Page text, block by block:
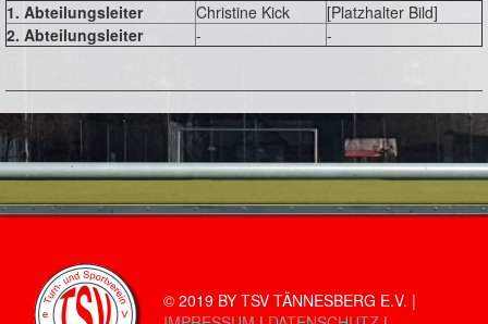
1. Abteilungsleiter Christine Kick
[Platzhalter Bild]
2. Abteilungsleiter
- -
© 2019 BY TSV TÄNNESBERG E.V. |